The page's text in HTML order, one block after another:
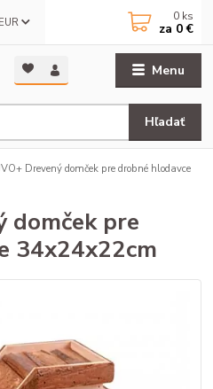
Menu
EUR
Hľadať
0 ks
za 0 €
Drevený domček pre drobné hlodavce
domček pre
34x24x22cm